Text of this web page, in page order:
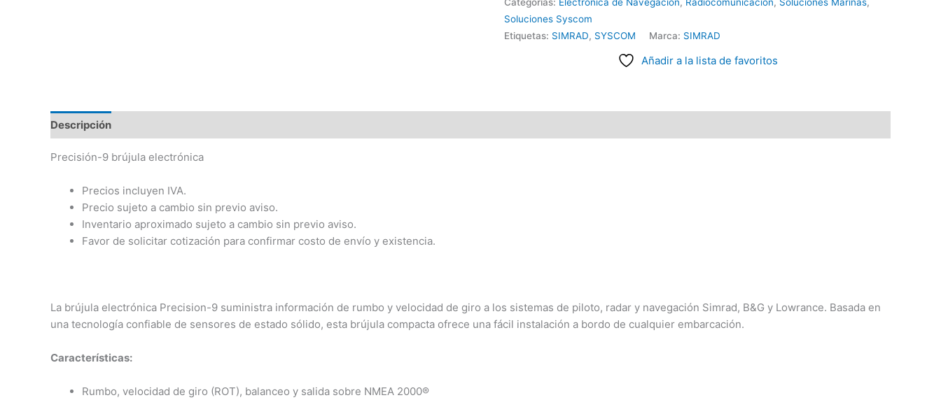
Categorías: Electrónica de Navegación, Radiocomunicación, Soluciones Marinas,
Soluciones Syscom
Etiquetas: SIMRAD, SYSCOM Marca: SIMRAD
Añadir a la lista de favoritos
Descripción
Precisión-9 brújula electrónica
Precios incluyen IVA.
Precio sujeto a cambio sin previo aviso.
Inventario aproximado sujeto a cambio sin previo aviso.
Favor de solicitar cotización para confirmar costo de envío y existencia.
La brújula electrónica Precision-9 suministra información de rumbo y velocidad de giro a los sistemas de piloto, radar y navegación Simrad, B&G y Lowrance. Basada en
una tecnología confiable de sensores de estado sólido, esta brújula compacta ofrece una fácil instalación a bordo de cualquier embarcación.
Características:
Rumbo, velocidad de giro (ROT), balanceo y salida sobre NMEA 2000®